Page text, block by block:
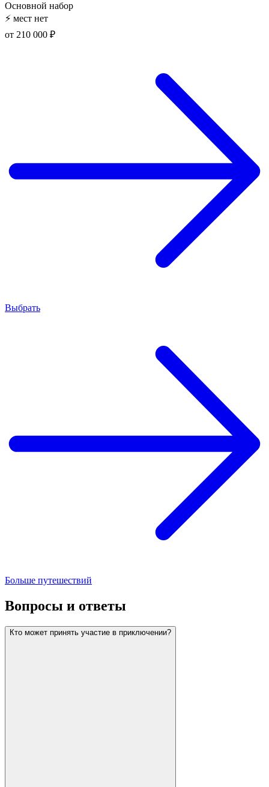
Основной набор
⚡ мест нет
от 210 000 ₽
Выбрать
Больше путешествий
Вопросы и ответы
Кто может принять участие в приключении?